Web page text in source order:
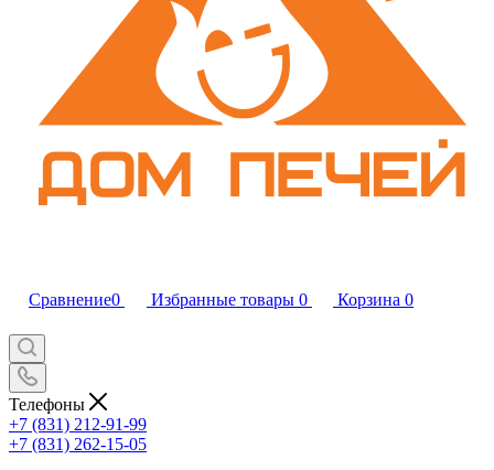
Сравнение0 Избранные товары 0 Корзина 0
Телефоны
+7 (831) 212-91-99
+7 (831) 262-15-05